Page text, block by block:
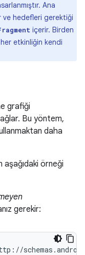
Ana
ve hedefleri gerektiği
içerir. Birden
etkinliğin kendi
grafiği
Bu yöntem,
daha
aşağıdaki örneği
gerekir: